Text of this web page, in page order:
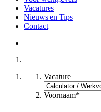
Vacatures
Nieuws en Tips
Contact
Vacature
Voornaam*